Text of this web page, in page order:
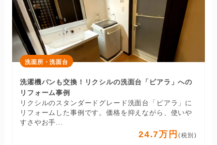
洗面所・洗面台
洗濯機パンも交換！リクシルの洗面台「ピアラ」への
リフォーム事例
リクシルのスタンダードグレード洗面台「ピアラ」に
リフォームした事例です。価格を抑えながら、使いや
すさやお手...
24.7万円 (税別)